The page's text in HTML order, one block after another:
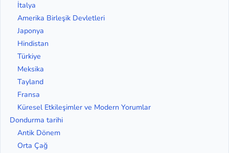
İtalya
Amerika Birleşik Devletleri
Japonya
Hindistan
Türkiye
Meksika
Tayland
Fransa
Küresel Etkileşimler ve Modern Yorumlar
Dondurma tarihi
Antik Dönem
Orta Çağ